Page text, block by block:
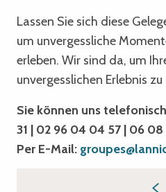
Lassen Sie sich diese
um unvergessliche
erleben. Wir sind da, um
unvergesslichen Erlebnis zu
Sie können uns
31 | 02 96 04 04 57 | 06 08
Per E-Mail: